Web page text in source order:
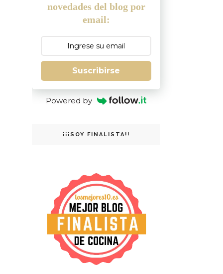
novedades del blog por
email:
Suscribirse
Powered by
¡¡¡SOY FINALISTA!!